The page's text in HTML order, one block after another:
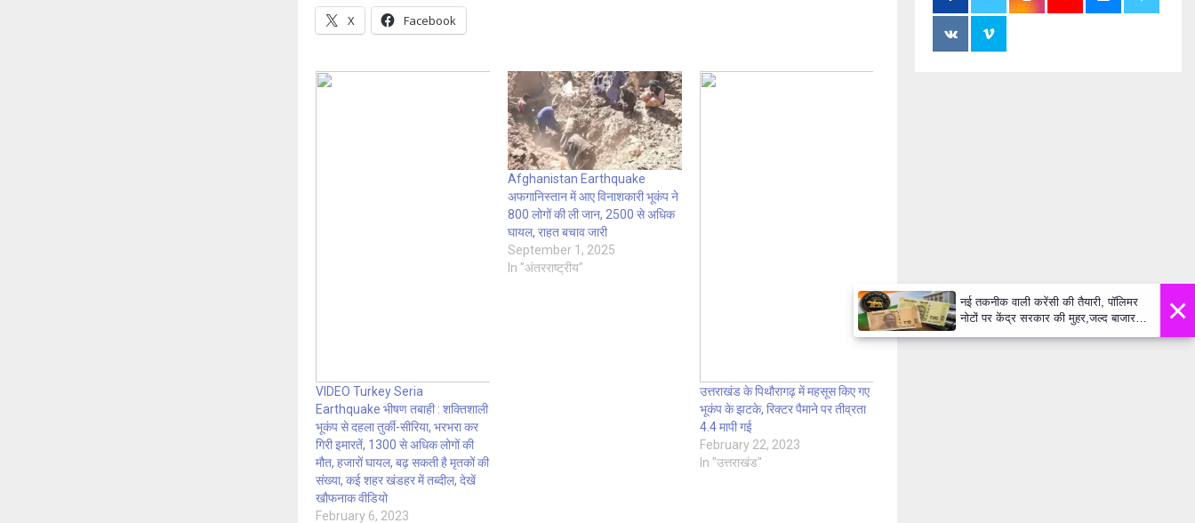
X Facebook
VIDEO Turkey Seria
Earthquake भीषण तबाही : शक्तिशाली
भूकंप से दहला तुर्की-सीरिया, भरभरा कर
गिरी इमारतें, 1300 से अधिक लोगों की
मौत, हजारों घायल, बढ़ सकती है मृतकों की
संख्या, कई शहर खंडहर में तब्दील, देखें
खौफनाक वीडियो
February 6, 2023
Afghanistan Earthquake
अफगानिस्तान में आए विनाशकारी भूकंप ने
800 लोगों की ली जान, 2500 से अधिक
घायल, राहत बचाव जारी
September 1, 2025
In "अंतरराष्ट्रीय"
उत्तराखंड के पिथौरागढ़ में महसूस किए गए
भूकंप के झटके, रिक्टर पैमाने पर तीव्रता
4.4 मापी गई
February 22, 2023
In "उत्तराखंड"
×
नई तकनीक वाली करेंसी की तैयारी, पॉलिमर
नोटों पर केंद्र सरकार की मुहर,जल्द बाजार में
दिखेंगे प्लास्टिक के ₹10 और ₹20 के नोट -